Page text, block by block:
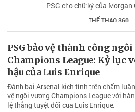
PSG cho chữ ký của Morgan
THỂ THAO 360
PSG bảo vệ thành công
Champions League: Kỷ lục
hậu của Luis Enrique
Đánh bại Arsenal kịch tính trên chấm
vệ ngôi vương Champions League với
lệ thắng tuyệt đối của Luis Enrique.